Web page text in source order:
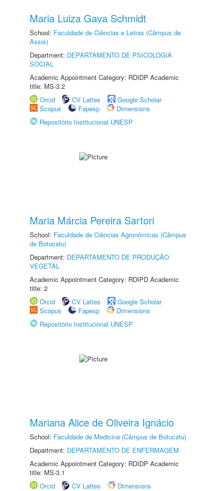
Maria Luiza Gava Schmidt
School: Faculdade de Ciências e Letras (Câmpus de
Assis)
Department: DEPARTAMENTO DE PSICOLOGIA
SOCIAL
Academic Appointment Category: RDIDP Academic
title: MS-3.2
Orcid
CV Lattes
Google Scholar
Scopus
Fapesp
Dimensions
Repositório Institucional UNESP
Maria Márcia Pereira Sartori
School: Faculdade de Ciências Agronômicas (Câmpus
de Botucatu)
Department: DEPARTAMENTO DE PRODUÇÃO
VEGETAL
Academic Appointment Category: RDIPD Academic
title: 2
Orcid
CV Lattes
Google Scholar
Scopus
Fapesp
Dimensions
Repositório Institucional UNESP
Mariana Alice de Oliveira Ignácio
School: Faculdade de Medicina (Câmpus de Botucatu)
Department: DEPARTAMENTO DE ENFERMAGEM
Academic Appointment Category: RDIDP Academic
title: MS-3.1
Orcid
CV Lattes
Dimensions